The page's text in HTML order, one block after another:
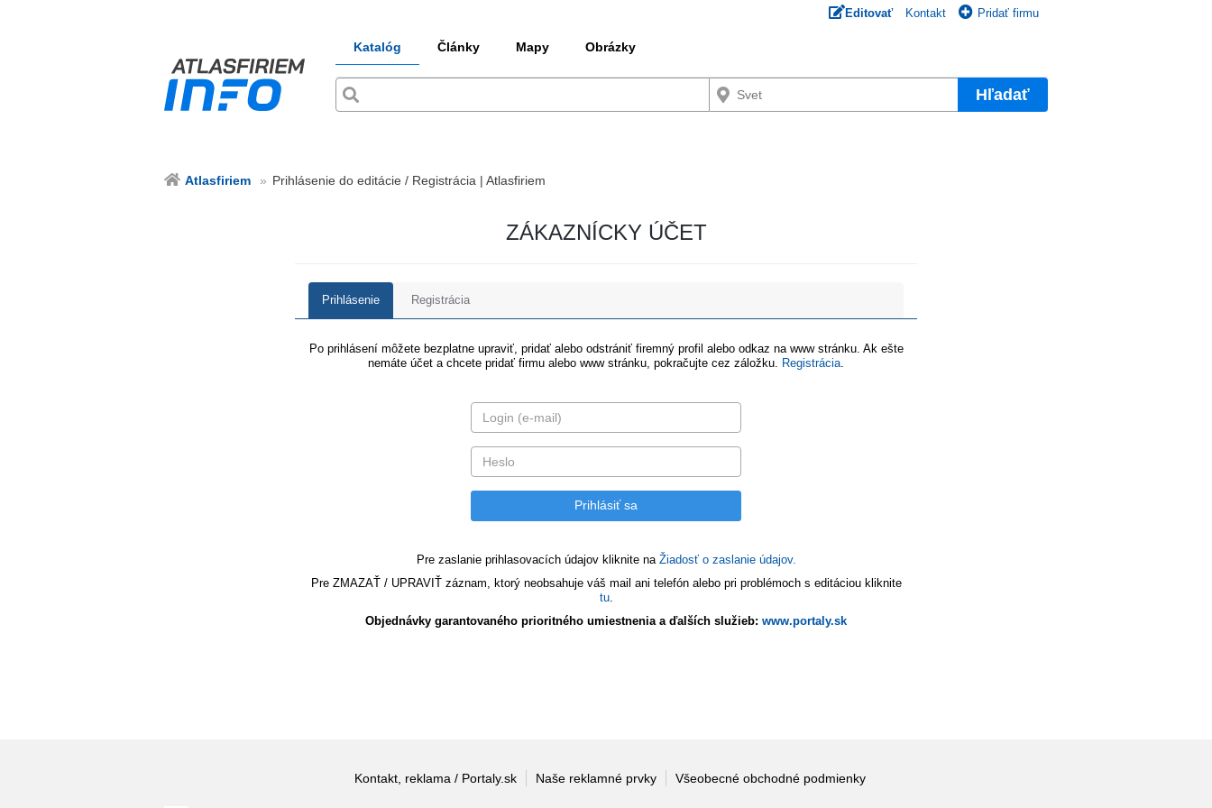
Editovať Kontakt Pridať firmu
Katalóg Články Mapy Obrázky
Hľadať
Atlasfiriem Prihlásenie do editácie / Registrácia | Atlasfiriem
ZÁKAZNÍCKY ÚČET
Prihlásenie Registrácia
Po prihlásení môžete bezplatne upraviť, pridať alebo odstrániť firemný profil alebo odkaz na www stránku. Ak ešte
nemáte účet a chcete pridať firmu alebo www stránku, pokračujte cez záložku.
Registrácia
Pre zaslanie prihlasovacích údajov kliknite na Žiadosť o zaslanie údajov.
Pre ZMAZAŤ / UPRAVIŤ záznam, ktorý neobsahuje váš mail ani telefón alebo pri problémoch s editáciou kliknite
tu.
Objednávky garantovaného prioritného umiestnenia a ďalších služieb: www.portaly.sk
Kontakt, reklama / Portaly.sk Naše reklamné prvky Všeobecné obchodné podmienky